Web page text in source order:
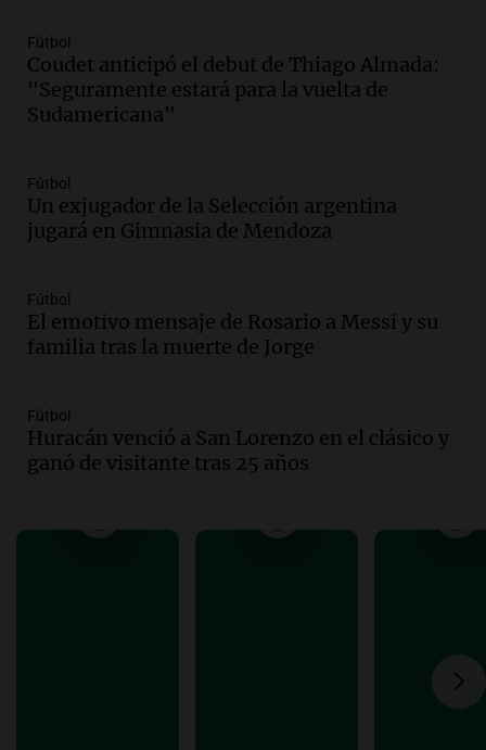
Pagani como rector
Panorama Federal
Audio.El cardenal Ángel Rossi advirtió
Santa Misa
Episodios
Audio.La Bulaya se prepara para el cierre
participación de miles de visitantes
Panorama Federal
Episodios
fenómeno del Niño
Panorama Federal
Episodios
un accidente en la Ruta 321 cerca de
billones de pesos y genera excedente de
Fútbol
Coudet anticipó el debut de Thiago Almada:
"Seguramente estará para la vuelta de
Sudamericana"
Fútbol
Un exjugador de la Selección argentina
jugará en Gimnasia de Mendoza
Fútbol
El emotivo mensaje de Rosario a Messi y su
familia tras la muerte de Jorge
Fútbol
Huracán venció a San Lorenzo en el clásico y
ganó de visitante tras 25 años